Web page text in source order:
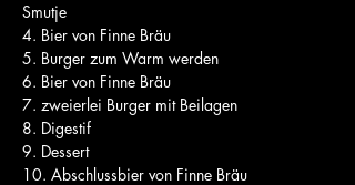
Smutje
4. Bier von Finne Bräu
5. Burger zum Warm werden
6. Bier von Finne Bräu
7. zweierlei Burger mit Beilagen
8. Digestif
9. Dessert
10. Abschlussbier von Finne Bräu